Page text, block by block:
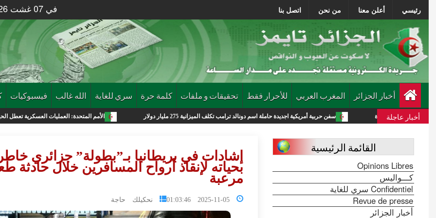
رئيسي أعلن معنا من نحن اتصل بنا في 07 غشت 2026 الساعة 02 : 03
أخبار الجزائر المغرب العربي للأحرار فقط تحقيقات و ملفات كلمة حرة سري للغاية الله غالب فيسبوكيات
أخبار عاجلة الأمم المتحدة: العمليات العسكرية تعطل الحياة في غزة سفن حربية أمريكية اجديدة حاملة اسم دونالد ترامب تكلف الميزانية 275 مليار دولار جديدة
إشادات في بريطانيا بـ”بطولة” جزائري
بحياته لإنقاذ أرواح المسافرين خلال حادثة
مرعبة
2025-11-05 01:03:46 نحكيلك حاجة
القائمة الرئيسية
Opinions Libres
كـــواليس
Confidentiel سري للغاية
Revue de presse
أخبار الجزائر